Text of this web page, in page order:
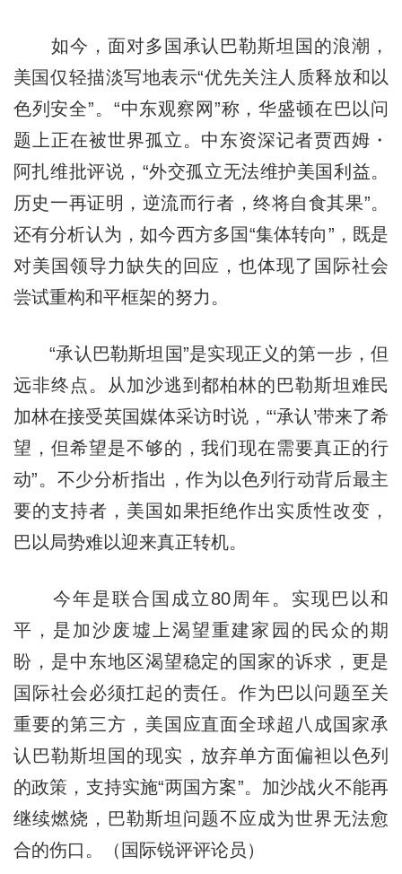
如今，面对多国承认巴勒斯坦国的浪潮，
美国仅轻描淡写地表示“优先关注人质释放和以
色列安全”。“中东观察网”称，华盛顿在巴以问
题上正在被世界孤立。中东资深记者贾西姆・
阿扎维批评说，“外交孤立无法维护美国利益。
历史一再证明，逆流而行者，终将自食其果”。
还有分析认为，如今西方多国“集体转向”，既是
对美国领导力缺失的回应，也体现了国际社会
尝试重构和平框架的努力。
“承认巴勒斯坦国”是实现正义的第一步，但
远非终点。从加沙逃到都柏林的巴勒斯坦难民
加林在接受英国媒体采访时说，“‘承认’带来了希
望，但希望是不够的，我们现在需要真正的行
动”。不少分析指出，作为以色列行动背后最主
要的支持者，美国如果拒绝作出实质性改变，
巴以局势难以迎来真正转机。
今年是联合国成立80周年。实现巴以和
平，是加沙废墟上渴望重建家园的民众的期
盼，是中东地区渴望稳定的国家的诉求，更是
国际社会必须扛起的责任。作为巴以问题至关
重要的第三方，美国应直面全球超八成国家承
认巴勒斯坦国的现实，放弃单方面偏袒以色列
的政策，支持实施“两国方案”。加沙战火不能再
继续燃烧，巴勒斯坦问题不应成为世界无法愈
合的伤口。（国际锐评评论员）